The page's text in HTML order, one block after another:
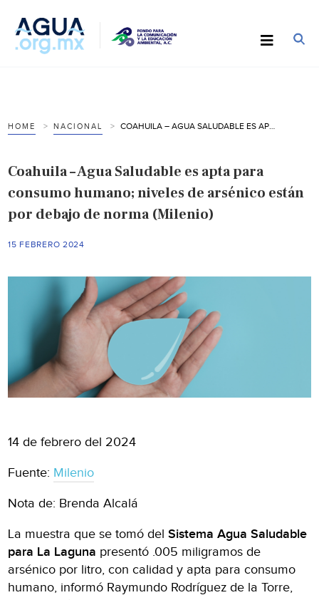
HOME NACIONAL
Coahuila – Agua Saludable es apta para
consumo humano; niveles de arsénico están
por debajo de norma (Milenio)
15 FEBRERO 2024
14 de febrero del 2024
Fuente: Milenio
Nota de: Brenda Alcalá
La muestra que se tomó delSistema Agua Saludable
para La Laguna presentó .005 miligramos de
arsénico por litro, con calidad y apta para consumo
humano, informó Raymundo Rodríguez de la Torre,